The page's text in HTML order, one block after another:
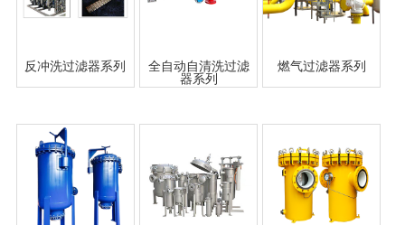
反冲洗过滤器系列 全自动自清洗过滤
器系列
燃气过滤器系列